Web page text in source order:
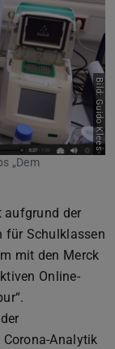
Bild: Guido Klees
„Dem
aufgrund der
für Schulklassen
mit den Merck
Online-
Analytik